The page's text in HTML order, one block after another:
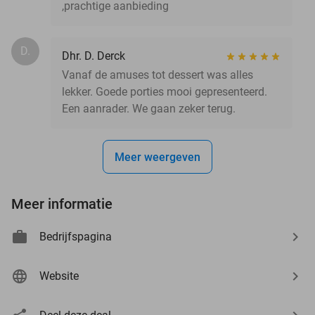
,prachtige aanbieding
D.
Dhr. D. Derck
Vanaf de amuses tot dessert was alles
lekker. Goede porties mooi gepresenteerd.
Een aanrader. We gaan zeker terug.
Meer weergeven
Meer informatie
Bedrijfspagina
Website